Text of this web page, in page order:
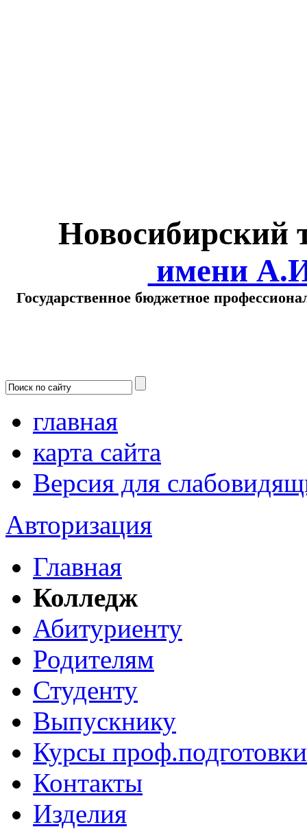
Новосибирский
имени
Государственное бюджетное
главная
карта сайта
Версия для
Авторизация
Главная
Колледж
Абитуриенту
Родителям
Студенту
Выпускнику
Курсы проф.подготовки
Контакты
Изделия